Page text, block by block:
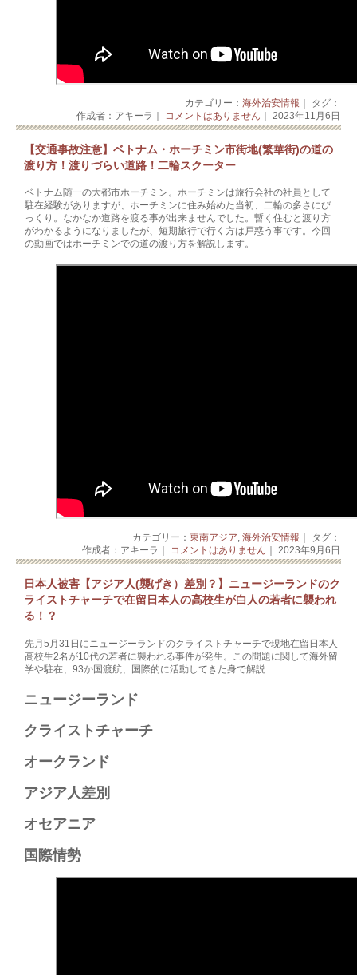
カテゴリー： 海外治安情報 ｜ タグ：
作成者：アキーラ｜
コメントはありません ｜ 2023年11月6日
【交通事故注意】ベトナム・ホーチミン市街地(繁華街)の道の
渡り方！渡りづらい道路！二輪スクーター
ベトナム随一の大都市ホーチミン。ホーチミンは旅行会社の社員として
駐在経験がありますが、ホーチミンに住み始めた当初、二輪の多さにび
っくり。なかなか道路を渡る事が出来ませんでした。暫く住むと渡り方
がわかるようになりましたが、短期旅行で行く方は戸惑う事です。今回
の動画ではホーチミンでの道の渡り方を解説します。
カテゴリー： 東南アジア, 海外治安情報 ｜ タグ：
作成者：アキーラ｜ コメントはありません ｜ 2023年9月6日
日本人被害【アジア人(襲げき）差別？】ニュージーランドのク
ライストチャーチで在留日本人の高校生が白人の若者に襲われ
る！？
先月5月31日にニュージーランドのクライストチャーチで現地在留日本人
高校生2名が10代の若者に襲われる事件が発生。この問題に関して海外留
学や駐在、93か国渡航、国際的に活動してきた身で解説
ニュージーランド
クライストチャーチ
オークランド
アジア人差別
オセアニア
国際情勢